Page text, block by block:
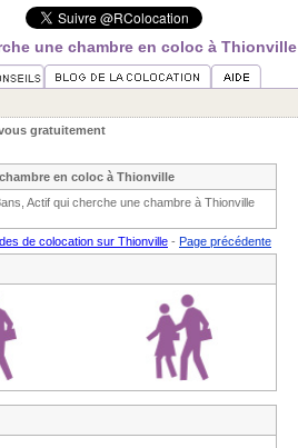
une chambre en coloc à Thionville
gratuitement
en coloc à Thionville
Actif qui cherche une chambre à Thionville
de colocation sur Thionville - Page précédente